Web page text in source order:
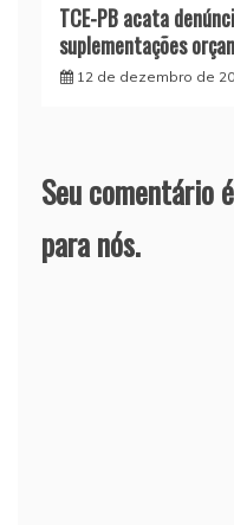
TCE-PB acata
suplementações
12 de dezembro de
Seu comentário
para nós.